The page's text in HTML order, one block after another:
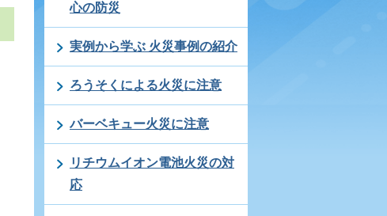
心の防災
実例から学ぶ 火災事例の紹介
ろうそくによる火災に注意
バーベキュー火災に注意
リチウムイオン電池火災の対
応